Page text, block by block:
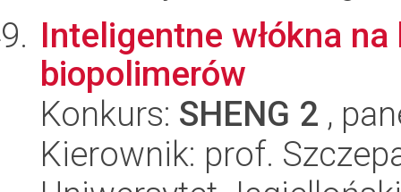
Inteligentne włókna
biopolimerów
Konkurs: SHENG 2 ,
Kierownik: prof.